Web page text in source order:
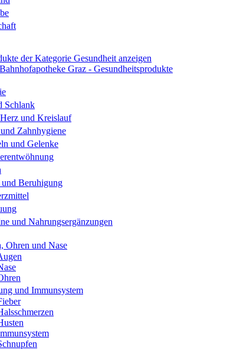
der Kategorie Gesundheit anzeigen
Schlank
und Kreislauf
Zahnhygiene
und Gelenke
und Beruhigung
und Nahrungsergänzungen
Ohren und Nase
und Immunsystem